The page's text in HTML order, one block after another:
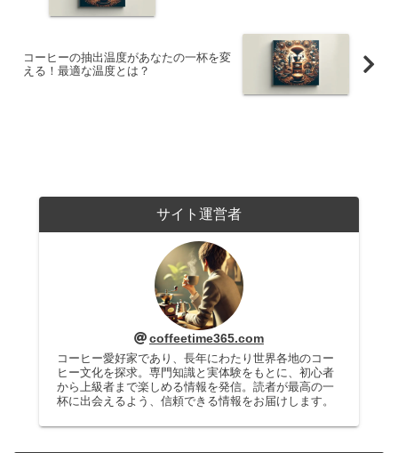
コーヒーの抽出温度があなたの一杯を変
える！最適な温度とは？
サイト運営者
coffeetime365.com
コーヒー愛好家であり、長年にわたり世界各地のコー
ヒー文化を探求。専門知識と実体験をもとに、初心者
から上級者まで楽しめる情報を発信。読者が最高の一
杯に出会えるよう、信頼できる情報をお届けします。